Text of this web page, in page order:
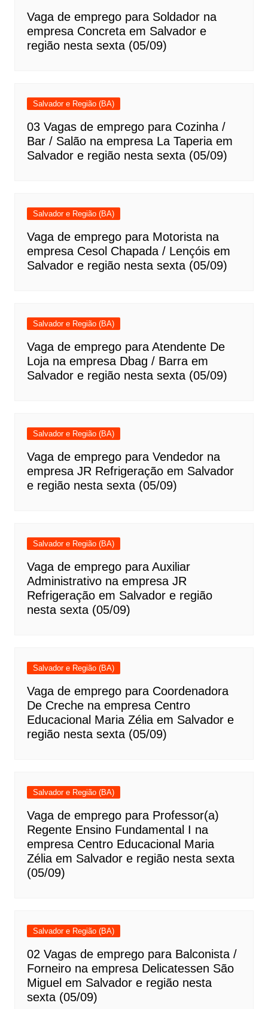
Vaga de emprego para Soldador na
empresa Concreta em Salvador e
região nesta sexta (05/09)
Salvador e Região (BA)
03 Vagas de emprego para Cozinha /
Bar / Salão na empresa La Taperia em
Salvador e região nesta sexta (05/09)
Salvador e Região (BA)
Vaga de emprego para Motorista na
empresa Cesol Chapada / Lençóis em
Salvador e região nesta sexta (05/09)
Salvador e Região (BA)
Vaga de emprego para Atendente De
Loja na empresa Dbag / Barra em
Salvador e região nesta sexta (05/09)
Salvador e Região (BA)
Vaga de emprego para Vendedor na
empresa JR Refrigeração em Salvador
e região nesta sexta (05/09)
Salvador e Região (BA)
Vaga de emprego para Auxiliar
Administrativo na empresa JR
Refrigeração em Salvador e região
nesta sexta (05/09)
Salvador e Região (BA)
Vaga de emprego para Coordenadora
De Creche na empresa Centro
Educacional Maria Zélia em Salvador e
região nesta sexta (05/09)
Salvador e Região (BA)
Vaga de emprego para Professor(a)
Regente Ensino Fundamental I na
empresa Centro Educacional Maria
Zélia em Salvador e região nesta sexta
(05/09)
Salvador e Região (BA)
02 Vagas de emprego para Balconista /
Forneiro na empresa Delicatessen São
Miguel em Salvador e região nesta
sexta (05/09)